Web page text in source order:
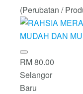
(Perubatan /
RM 80.00
Selangor
Baru